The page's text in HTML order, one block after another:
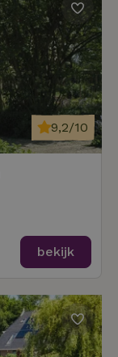
9,2/10
bekijk